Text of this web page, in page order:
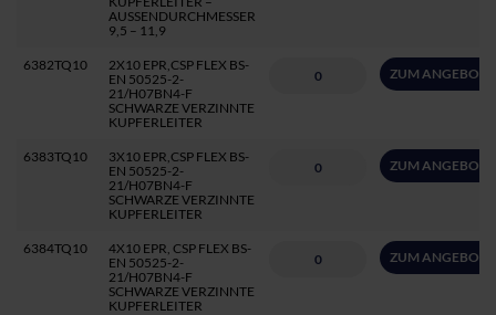
AUSSENDURCHMESSER
9,5 – 11,9
6382TQ10
2X10 EPR,CSP FLEX BS-
EN 50525-2-
21/H07BN4-F
SCHWARZE VERZINNTE
KUPFERLEITER
ZUM ANGEBOT
6383TQ10
3X10 EPR,CSP FLEX BS-
EN 50525-2-
21/H07BN4-F
SCHWARZE VERZINNTE
KUPFERLEITER
ZUM ANGEBOT
6384TQ10
4X10 EPR, CSP FLEX BS-
EN 50525-2-
21/H07BN4-F
SCHWARZE VERZINNTE
KUPFERLEITER
ZUM ANGEBOT